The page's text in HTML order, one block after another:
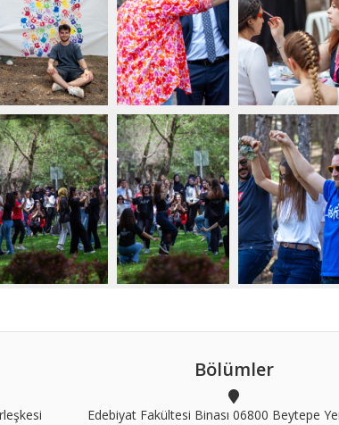
Bölümler
Edebiyat Fakültesi Binası 06800 Beytepe